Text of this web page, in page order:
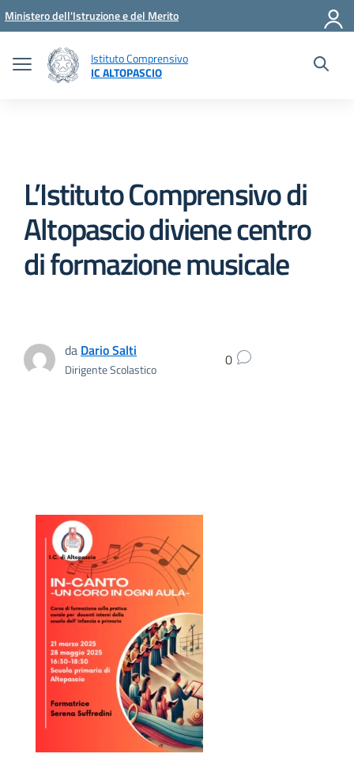
Vai ai contenuti
Vai al menu di navigazione
Vai al footer
Ministero dell'Istruzione e del Merito
Istituto Comprensivo
IC ALTOPASCIO
L’Istituto Comprensivo di
Altopascio diviene centro
di formazione musicale
da Dario Salti
Dirigente Scolastico 0